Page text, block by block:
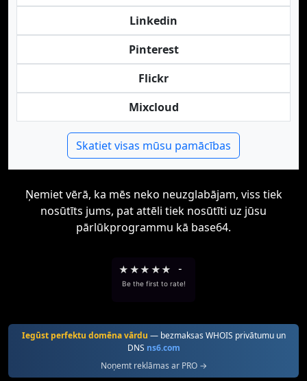
Linkedin
Pinterest
Flickr
Mixcloud
Skatiet visas mūsu pamācības
Ņemiet vērā, ka mēs neko neuzglabājam, viss tiek
nosūtīts jums, pat attēli tiek nosūtīti uz jūsu
pārlūkprogrammu kā base64.
★ ★★ ★★ -
Be the first to rate!
Iegūst perfektu domēna vārdu — bezmaksas WHOIS privātumu un
DNS ns6.com
Noņemt reklāmas ar PRO →